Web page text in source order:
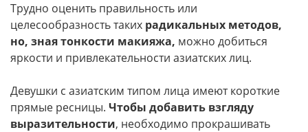
Трудно оценить правильность или
целесообразность таких радикальных методов,
но, зная тонкости макияжа, можно добиться
яркости и привлекательности азиатских лиц.
Девушки с азиатским типом лица имеют короткие
прямые ресницы. Чтобы добавить взгляду
выразительности, необходимо прокрашивать